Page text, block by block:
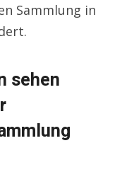
Sammlung in
sehen